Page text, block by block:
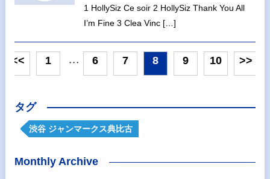
1 HollySiz Ce soir 2 HollySiz Thank You All
I’m Fine 3 Clea Vinc […]
<< 1 ・・・ 6 7 8 9 10 >>
タグ
渋谷 ジャンマークス典比古
Monthly Archive